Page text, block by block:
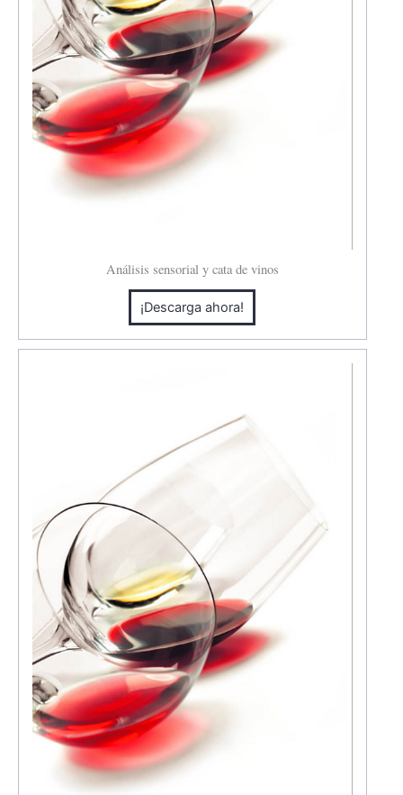
Análisis sensorial y cata de vinos
¡Descarga ahora!